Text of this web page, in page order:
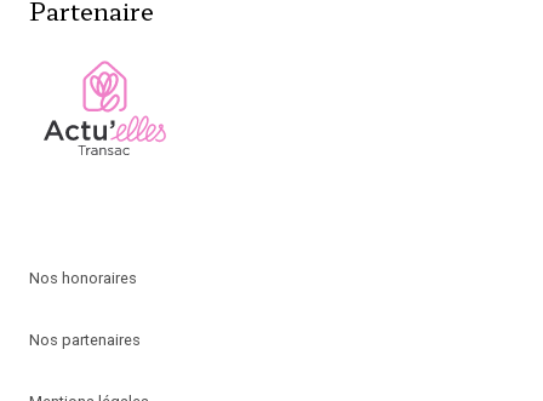
Partenaire
Nos honoraires
Nos partenaires